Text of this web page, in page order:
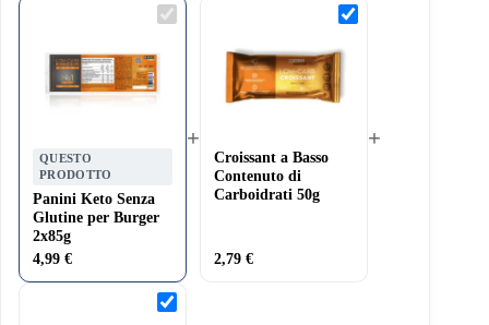
Panini
Keto
QUESTO
PRODOTTO
Panini Keto Senza
Glutine per Burger
2x85g
4,99 €
+
Croissant
a
Croissant a Basso
Contenuto di
Carboidrati 50g
2,79€
+
Croissant
a